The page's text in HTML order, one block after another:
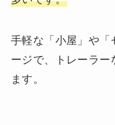
手軽な「小屋」や「
ージで、トレーラー
ます。